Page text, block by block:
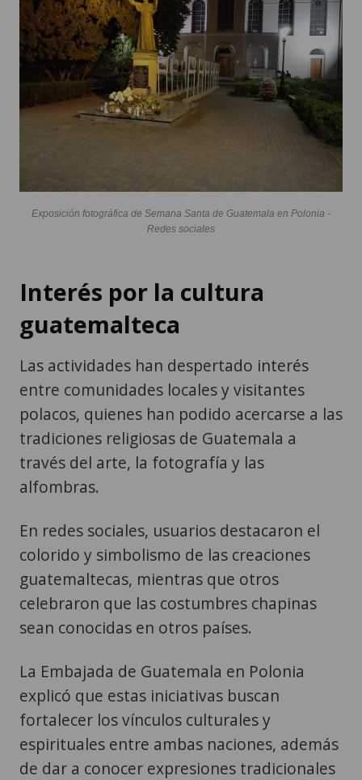
Exposición fotográfica de Semana Santa de Guatemala en Polonia -
Redes sociales
Interés por la cultura
guatemalteca
Las actividades han despertado interés
entre comunidades locales y visitantes
polacos, quienes han podido acercarse a las
tradiciones religiosas de Guatemala a
través del arte, la fotografía y las
alfombras.
En redes sociales, usuarios destacaron el
colorido y simbolismo de las creaciones
guatemaltecas, mientras que otros
celebraron que las costumbres chapinas
sean conocidas en otros países.
La Embajada de Guatemala en Polonia
explicó que estas iniciativas buscan
fortalecer los vínculos culturales y
espirituales entre ambas naciones, además
de dar a conocer expresiones tradicionales